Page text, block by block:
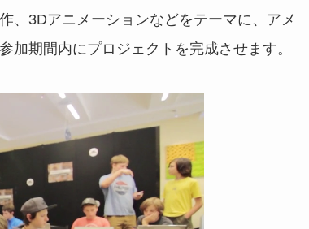
、3Dアニメーションなどをテーマに、アメ
加期間内にプロジェクトを完成させます。